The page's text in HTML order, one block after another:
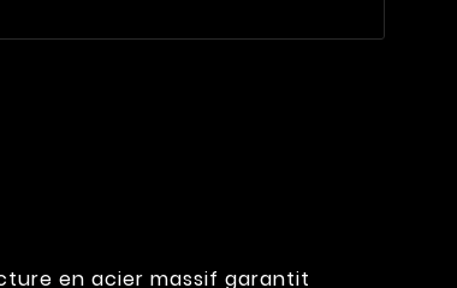
en acier massif garantit